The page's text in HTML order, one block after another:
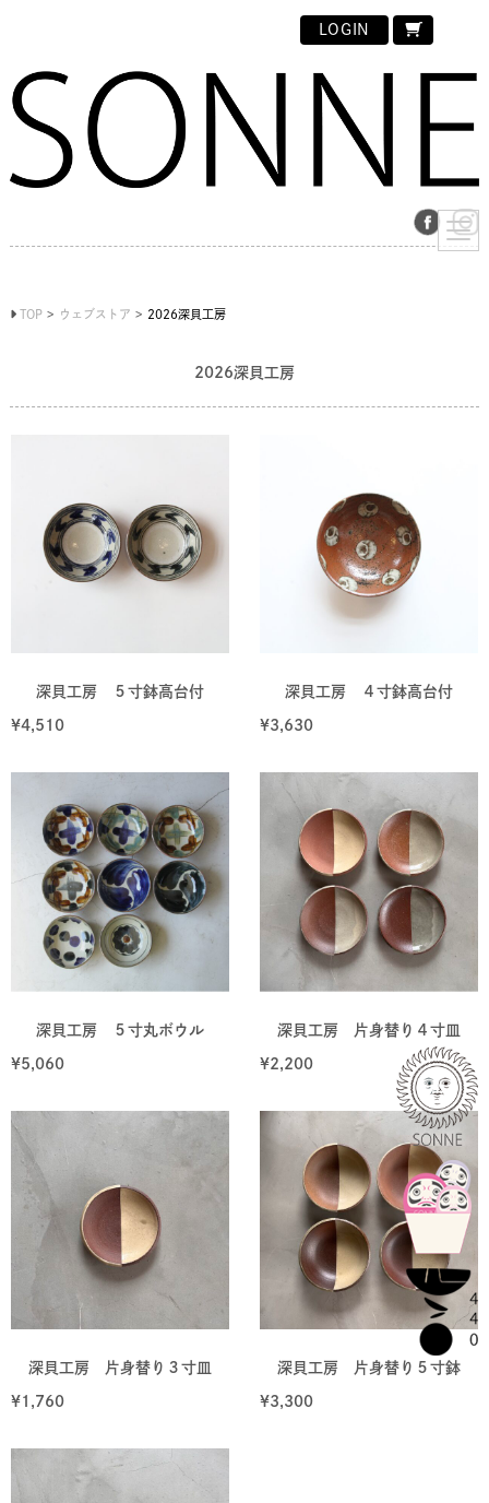
LOGIN
TOP ウェブストア 2026深貝工房
2026深貝工房
深貝工房 ５寸鉢高台付
¥4,510
深貝工房 ４寸鉢高台付
¥3,630
深貝工房 ５寸丸ボウル
¥5,060
深貝工房 片身替り４寸皿
¥2,200
深貝工房 片身替り３寸皿
¥1,760
深貝工房 片身替り５寸鉢
¥3,300